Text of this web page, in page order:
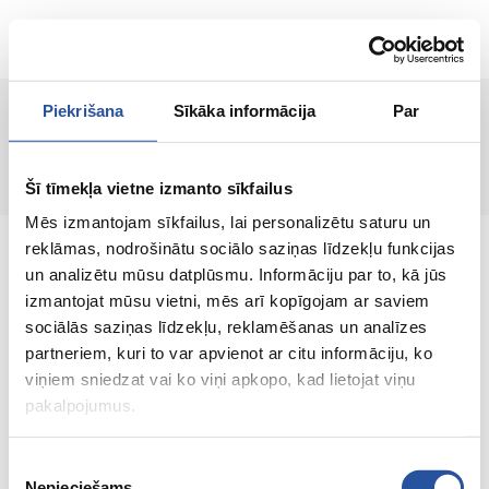
Piekrišana Sīkāka informācija Par
Šī tīmekļa vietne izmanto sīkfailus
Mēs izmantojam sīkfailus, lai personalizētu saturu un
reklāmas, nodrošinātu sociālo saziņas līdzekļu funkcijas
un analizētu mūsu datplūsmu. Informāciju par to, kā jūs
izmantojat mūsu vietni, mēs arī kopīgojam ar saviem
sociālās saziņas līdzekļu, reklamēšanas un analīzes
partneriem, kuri to var apvienot ar citu informāciju, ko
viņiem sniedzat vai ko viņi apkopo, kad lietojat viņu
pakalpojumus.
ET
Toodet ei leitud!
Veebipoodi soodsate hindade ja kvaliteetsete
toodetega, kus kliendi rahulolu on meie
peamine väärtus.
Koik sinu kodu ja aia jaoks!